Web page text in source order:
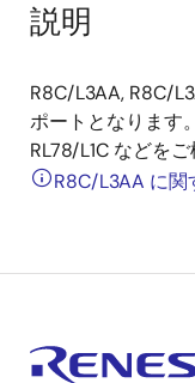
説明
R8C/L3AA, R8C/
ポートとなります
RL78/L1C などをご
R8C/L3AA に関